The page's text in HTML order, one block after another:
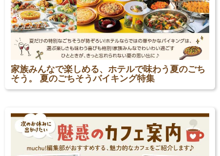
家族みんなで楽しめる、ホテルで味わう夏のごち
そう。 夏のごちそうバイキング特集